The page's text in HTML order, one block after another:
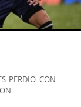
PERDIO CON